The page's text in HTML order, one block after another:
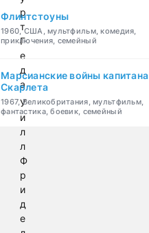
р
т
Г
е
д
а
У
и
л
л
Ф
р
и
д
е
Флинтстоуны
1960, США, мультфильм, комедия,
приключения, семейный
Марсианские войны капитана
Скарлета
1967, Великобритания, мультфильм,
фантастика, боевик, семейный